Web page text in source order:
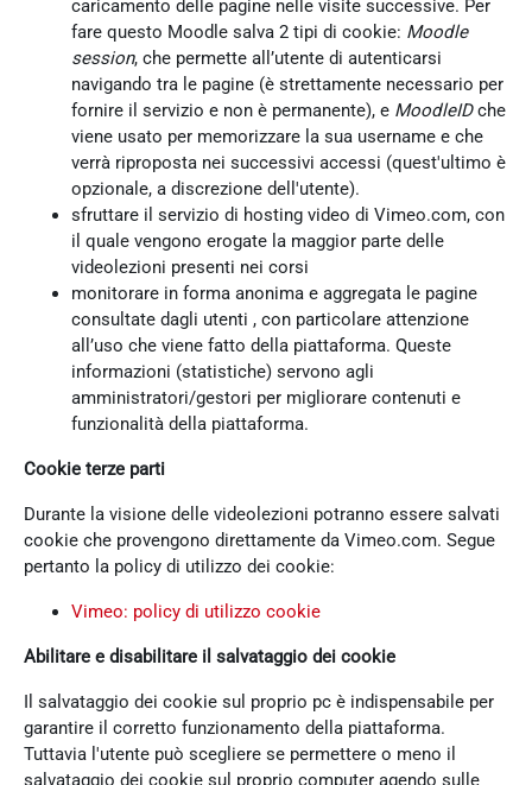
caricamento delle pagine nelle visite successive. Per
fare questo Moodle salva 2 tipi di cookie: Moodle
session, che permette all’utente di autenticarsi
navigando tra le pagine (è strettamente necessario per
fornire il servizio e non è permanente), e MoodleIDche
viene usato per memorizzare la sua username e che
verrà riproposta nei successivi accessi (quest'ultimo è
opzionale, a discrezione dell'utente).
sfruttare il servizio di hosting video di Vimeo.com, con
il quale vengono erogate la maggior parte delle
videolezioni presenti nei corsi
monitorare in forma anonima e aggregata le pagine
consultate dagli utenti , con particolare attenzione
all’uso che viene fatto della piattaforma. Queste
informazioni (statistiche) servono agli
amministratori/gestori per migliorare contenuti e
funzionalità della piattaforma.
Cookie terze parti
Durante la visione delle videolezioni potranno essere salvati
cookie che provengono direttamente da Vimeo.com. Segue
pertanto la policy di utilizzo dei cookie:
Vimeo: policy di utilizzo cookie
Abilitare e disabilitare il salvataggio dei cookie
Il salvataggio dei cookie sul proprio pc è indispensabile per
garantire il corretto funzionamento della piattaforma.
Tuttavia l'utente può scegliere se permettere o meno il
salvataggio dei cookie sul proprio computer agendo sulle